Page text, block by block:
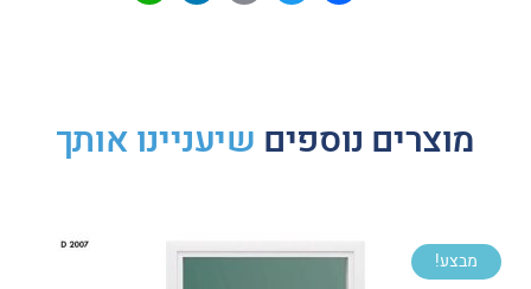
מוצרים נוספים שיעניינו אותך
מבצע!